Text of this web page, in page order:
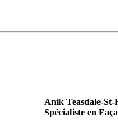
Anik Teasdale-St-
Spécialiste en